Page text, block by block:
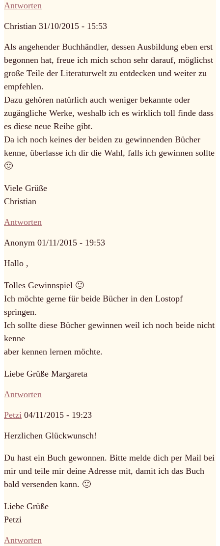
Antworten
Christian 31/10/2015 - 15:53
Als angehender Buchhändler, dessen Ausbildung eben erst
begonnen hat, freue ich mich schon sehr darauf, möglichst
große Teile der Literaturwelt zu entdecken und weiter zu
empfehlen.
Dazu gehören natürlich auch weniger bekannte oder
zugängliche Werke, weshalb ich es wirklich toll finde dass
es diese neue Reihe gibt.
Da ich noch keines der beiden zu gewinnenden Bücher
kenne, überlasse ich dir die Wahl, falls ich gewinnen sollte
🙂
Viele Grüße
Christian
Antworten
Anonym 01/11/2015 - 19:53
Hallo ,
Tolles Gewinnspiel 🙂
Ich möchte gerne für beide Bücher in den Lostopf
springen.
Ich sollte diese Bücher gewinnen weil ich noch beide nicht
kenne
aber kennen lernen möchte.
Liebe Grüße Margareta
Antworten
Petzi 04/11/2015 - 19:23
Herzlichen Glückwunsch!
Du hast ein Buch gewonnen. Bitte melde dich per Mail bei
mir und teile mir deine Adresse mit, damit ich das Buch
bald versenden kann. 🙂
Liebe Grüße
Petzi
Antworten